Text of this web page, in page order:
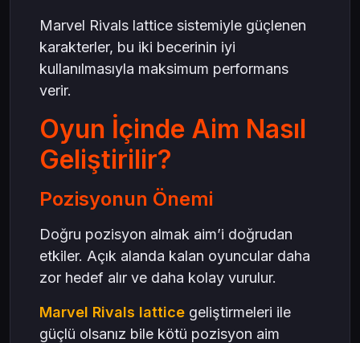
Marvel Rivals lattice sistemiyle güçlenen
karakterler, bu iki becerinin iyi
kullanılmasıyla maksimum performans
verir.
Oyun İçinde Aim Nasıl
Geliştirilir?
Pozisyonun Önemi
Doğru pozisyon almak aim’i doğrudan
etkiler. Açık alanda kalan oyuncular daha
zor hedef alır ve daha kolay vurulur.
Marvel Rivals lattice geliştirmeleri ile
güçlü olsanız bile kötü pozisyon aim